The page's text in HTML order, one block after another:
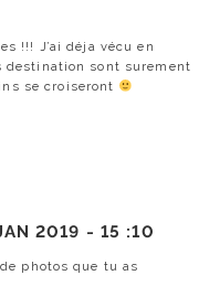
!!! J’ai déja vécu en
destination sont surement
se croiseront
2019 - 15 :10
photos que tu as